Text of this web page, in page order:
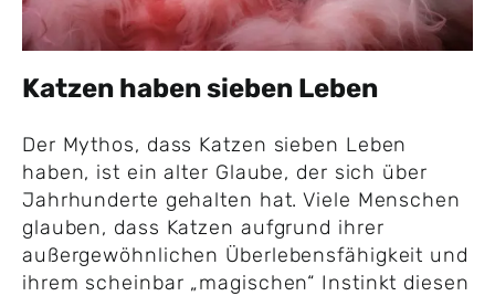
Katzen haben sieben Leben
Der Mythos, dass Katzen sieben Leben
haben, ist ein alter Glaube, der sich über
Jahrhunderte gehalten hat. Viele Menschen
glauben, dass Katzen aufgrund ihrer
außergewöhnlichen Überlebensfähigkeit und
ihrem scheinbar „magischen“ Instinkt diesen